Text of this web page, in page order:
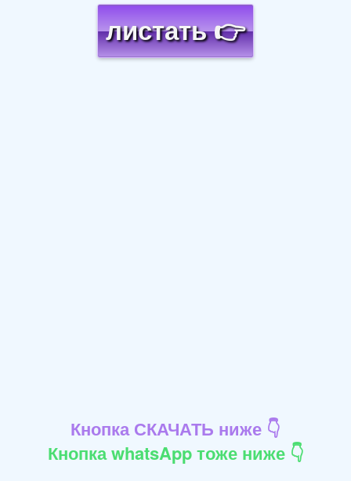
листать 👉
Кнопка СКАЧАТЬ ниже 👇
Кнопка whatsApp тоже ниже 👇